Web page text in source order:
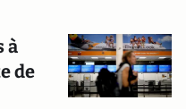
à
de